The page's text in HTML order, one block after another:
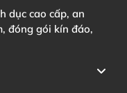
dục cao cấp, an
đóng gói kín đáo,